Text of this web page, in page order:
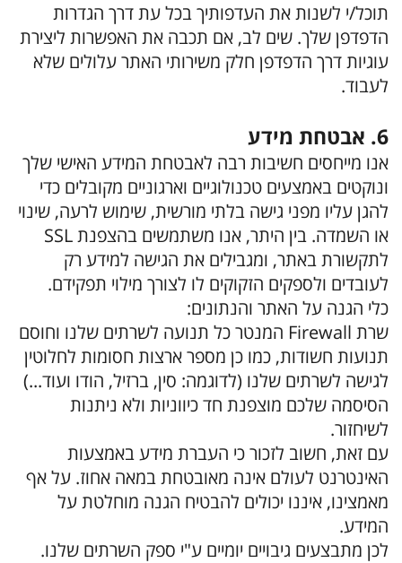
תוכל/י לשנות את העדפותיך בכל עת דרך הגדרות
הדפדפן שלך. שים לב, אם תכבה את האפשרות ליצירת
עוגיות דרך הדפדפן חלק משירותי האתר עלולים שלא
לעבוד.
6. אבטחת מידע
אנו מייחסים חשיבות רבה לאבטחת המידע האישי שלך
ונוקטים באמצעים טכנולוגיים וארגוניים מקובלים כדי
להגן עליו מפני גישה בלתי מורשית, שימוש לרעה, שינוי
או השמדה. בין היתר, אנו משתמשים בהצפנת SSL
לתקשורת באתר, ומגבילים את הגישה למידע רק
לעובדים ולספקים הזקוקים לו לצורך מילוי תפקידם.
כלי הגנה על האתר והנתונים:
שרת Firewall המנטר כל תנועה לשרתים שלנו וחוסם
תנועות חשודות, כמו כן מספר ארצות חסומות לחלוטין
לגישה לשרתים שלנו (לדוגמה: סין, ברזיל, הודו ועוד...)
הסיסמה שלכם מוצפנת חד כיווניות ולא ניתנות
לשיחזור.
עם זאת, חשוב לזכור כי העברת מידע באמצעות
האינטרנט לעולם אינה מאובטחת במאה אחוז. על אף
מאמצינו, איננו יכולים להבטיח הגנה מוחלטת על
המידע.
לכן מתבצעים גיבויים יומיים ע"י ספק השרתים שלנו.